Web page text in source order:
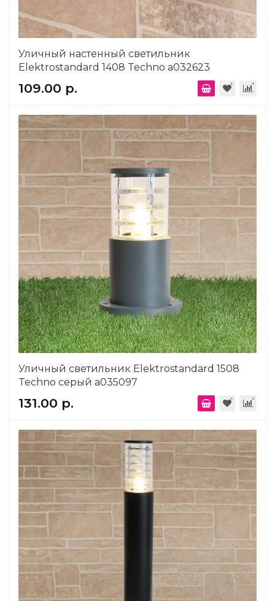
Уличный настенный светильник
Elektrostandard 1408 Techno a032623
109.00 р.
Уличный светильник Elektrostandard 1508
Techno серый a035097
131.00 р.